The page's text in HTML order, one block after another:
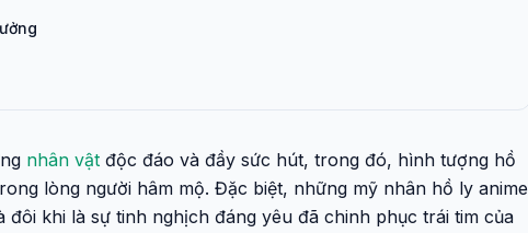
nhân vật độc đáo và đầy sức hút, trong đó, hình tượng hồ
lòng người hâm mộ. Đặc biệt, những mỹ nhân hồ ly anime
đôi khi là sự tinh nghịch đáng yêu đã chinh phục trái tim của